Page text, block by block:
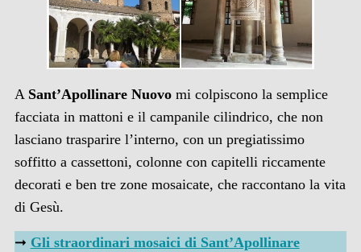
A Sant’Apollinare Nuovomi colpiscono la semplice
facciata in mattoni e il campanile cilindrico, che non
lasciano trasparire l’interno, con un pregiatissimo
soffitto a cassettoni, colonne con capitelli riccamente
decorati e ben tre zone mosaicate, che raccontano la vita
di Gesù.
➞ Gli straordinari mosaici di Sant’Apollinare